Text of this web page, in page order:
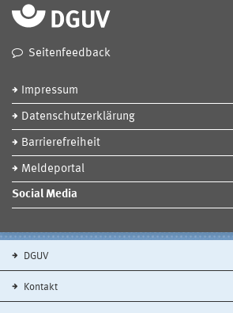
Seitenfeedback
Impressum
Datenschutzerklärung
Barrierefreiheit
Meldeportal
Social Media
DGUV
Kontakt